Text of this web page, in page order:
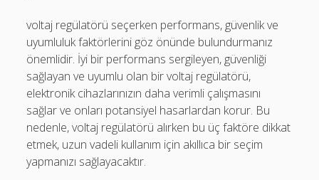
voltaj regülatörü seçerken performans, güvenlik ve
uyumluluk faktörlerini göz önünde bulundurmanız
önemlidir. İyi bir performans sergileyen, güvenliği
sağlayan ve uyumlu olan bir voltaj regülatörü,
elektronik cihazlarınızın daha verimli çalışmasını
sağlar ve onları potansiyel hasarlardan korur. Bu
nedenle, voltaj regülatörü alırken bu üç faktöre dikkat
etmek, uzun vadeli kullanım için akıllıca bir seçim
yapmanızı sağlayacaktır.